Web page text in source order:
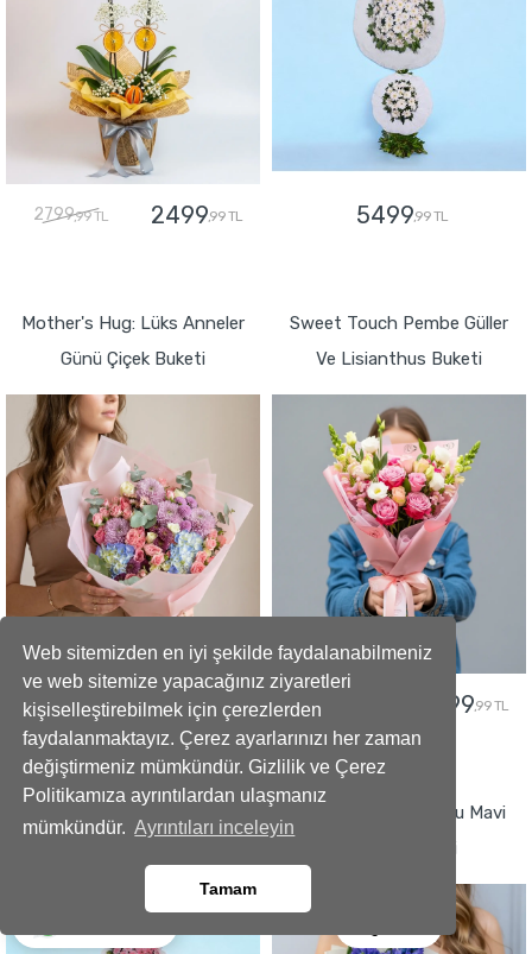
Web sitemizden en iyi şekilde faydalanabilmeniz
ve web sitemize yapacağınız ziyaretleri
kişiselleştirebilmek için çerezlerden
faydalanmaktayız. Çerez ayarlarınızı her zaman
değiştirmeniz mümkündür. Gizlilik ve Çerez
Politikamıza ayrıntılardan ulaşmanız
mümkündür. Ayrıntıları inceleyin
Tamam
2799,99 TL 2499,99 TL 5499,99 TL
Mother's Hug: Lüks Anneler
Günü Çiçek Buketi
5799,99 TL 5299,99 TL
GÖNDER
Sweet Touch Pembe Güller
Ve Lisianthus Buketi
2799 2499,99 TL
GÖNDER
Büyüleyici Anlar Açılış Çelengi
İmza Tasarımlı Kokulu Mavi
Sümbül Buketi